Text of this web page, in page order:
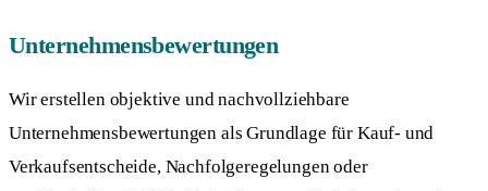
Unternehmensbewertungen
Wir erstellen objektive und nachvollziehbare
Unternehmensbewertungen als Grundlage für Kauf- und
Verkaufsentscheide, Nachfolgeregelungen oder